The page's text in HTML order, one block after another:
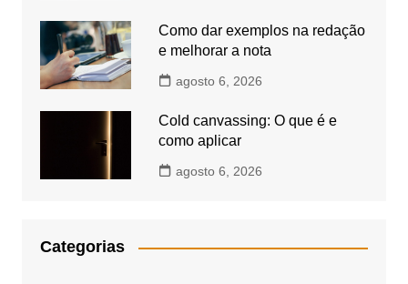
Como dar exemplos na redação
e melhorar a nota
agosto 6, 2026
Cold canvassing: O que é e
como aplicar
agosto 6, 2026
Categorias